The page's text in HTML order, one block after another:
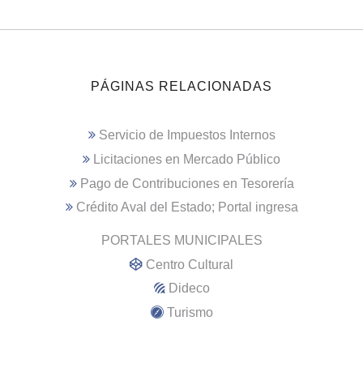
PÁGINAS RELACIONADAS
Servicio de Impuestos Internos
Licitaciones en Mercado Público
Pago de Contribuciones en Tesorería
Crédito Aval del Estado; Portal ingresa
PORTALES MUNICIPALES
Centro Cultural
Dideco
Turismo